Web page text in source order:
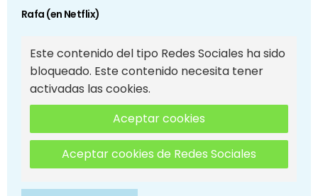
Rafa (en Netflix)
Este contenido del tipo Redes Sociales ha sido
bloqueado. Este contenido necesita tener
activadas las cookies.
Aceptar cookies
Aceptar cookies de Redes Sociales